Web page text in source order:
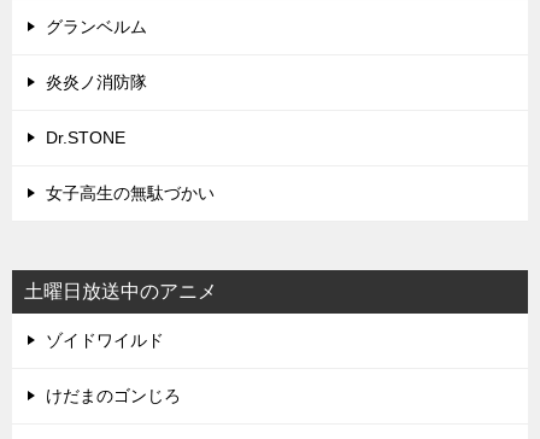
グランベルム
炎炎ノ消防隊
Dr.STONE
女子高生の無駄づかい
土曜日放送中のアニメ
ゾイドワイルド
けだまのゴンじろ